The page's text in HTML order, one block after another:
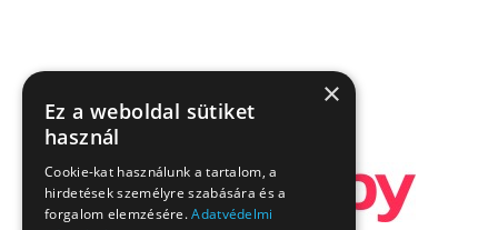
×
Ez a weboldal sütiket
használ
Cookie-kat használunk a tartalom, a
hirdetések személyre szabására és a
forgalom elemzésére.Adatvédelmi